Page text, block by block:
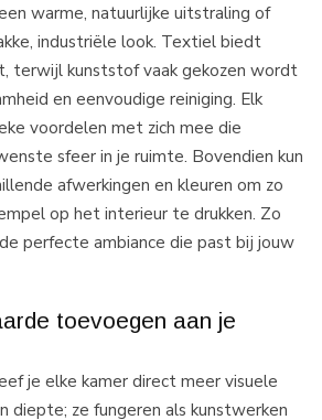
warme, natuurlijke uitstraling of
industriële look. Textiel biedt
terwijl kunststof vaak gekozen wordt
en eenvoudige reiniging. Elk
voordelen met zich mee die
sfeer in je ruimte. Bovendien kun
afwerkingen en kleuren om zo
op het interieur te drukken. Zo
perfecte ambiance die past bij jouw
toevoegen aan je
je elke kamer direct meer visuele
diepte; ze fungeren als kunstwerken